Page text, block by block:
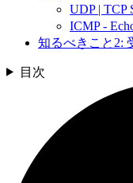
UDP | TCP
ICMP -
知るべきこと2:
目次